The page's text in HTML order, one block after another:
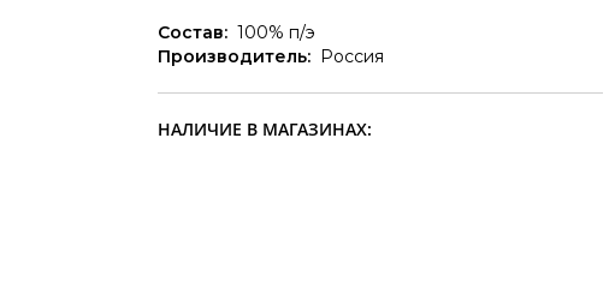
Состав: 100% п/э
Производитель: Россия
НАЛИЧИЕ В МАГАЗИНАХ: